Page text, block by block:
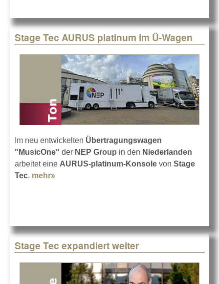
Stage Tec AURUS platinum im Ü-Wagen
Im neu entwickelten Übertragungswagen
"MusicOne" der NEP Group in den Niederlanden
arbeitet eine AURUS-platinum-Konsole von Stage
Tec. mehr»
Stage Tec expandiert weiter